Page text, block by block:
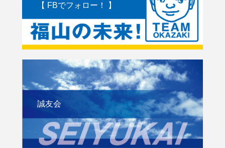
【 FBでフォロー！ 】
誠友会